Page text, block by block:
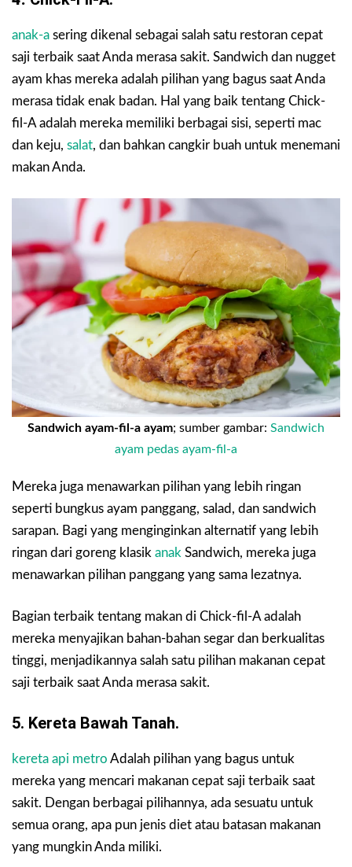
anak-a sering dikenal sebagai salah satu restoran cepat
saji terbaik saat Anda merasa sakit. Sandwich dan nugget
ayam khas mereka adalah pilihan yang bagus saat Anda
merasa tidak enak badan. Hal yang baik tentang Chick-
fil-A adalah mereka memiliki berbagai sisi, seperti mac
dan keju, salat, dan bahkan cangkir buah untuk menemani
makan Anda.
Sandwich ayam-fil-a ayam; sumber gambar: Sandwich
ayam pedas ayam-fil-a
Mereka juga menawarkan pilihan yang lebih ringan
seperti bungkus ayam panggang, salad, dan sandwich
sarapan. Bagi yang menginginkan alternatif yang lebih
ringan dari goreng klasik anak Sandwich, mereka juga
menawarkan pilihan panggang yang sama lezatnya.
Bagian terbaik tentang makan di Chick-fil-A adalah
mereka menyajikan bahan-bahan segar dan berkualitas
tinggi, menjadikannya salah satu pilihan makanan cepat
saji terbaik saat Anda merasa sakit.
5. Kereta Bawah Tanah.
kereta api metro Adalah pilihan yang bagus untuk
mereka yang mencari makanan cepat saji terbaik saat
sakit. Dengan berbagai pilihannya, ada sesuatu untuk
semua orang, apa pun jenis diet atau batasan makanan
yang mungkin Anda miliki.